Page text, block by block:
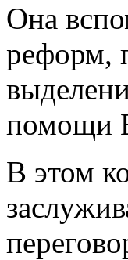
Она
реформ,
помощи
В этом